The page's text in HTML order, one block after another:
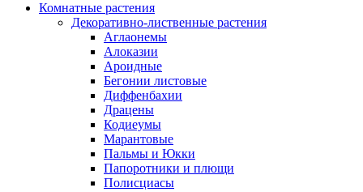
Комнатные растения
Декоративно-лиственные растения
Аглаонемы
Алоказии
Ароидные
Бегонии листовые
Диффенбахии
Драцены
Кодиеумы
Марантовые
Пальмы и Юкки
Папоротники и плющи
Полисциасы